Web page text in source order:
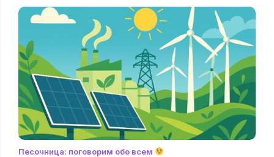
Песочница: поговорим обо всем